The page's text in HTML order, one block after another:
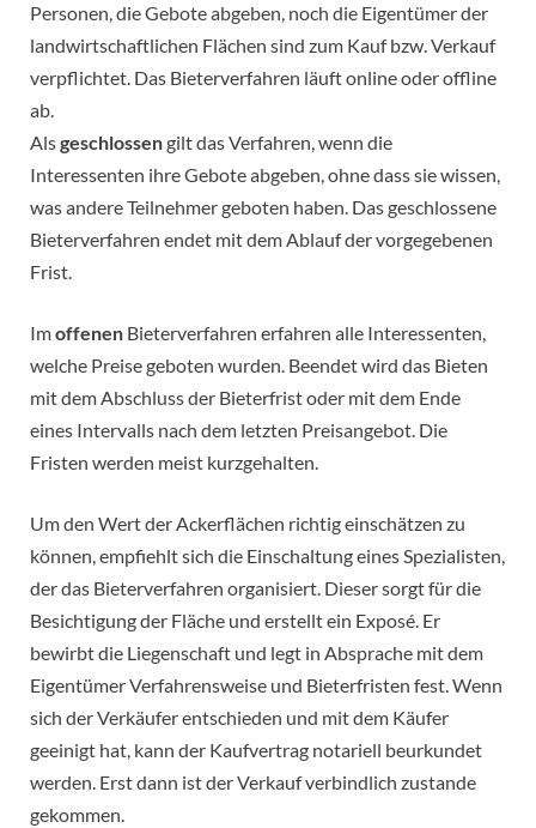
Personen, die Gebote abgeben, noch die Eigentümer der
landwirtschaftlichen Flächen sind zum Kauf bzw. Verkauf
verpflichtet. Das Bieterverfahren läuft online oder offline
ab.
Alsgeschlossengilt das Verfahren, wenn die
Interessenten ihre Gebote abgeben, ohne dass sie wissen,
was andere Teilnehmer geboten haben. Das geschlossene
Bieterverfahren endet mit dem Ablauf der vorgegebenen
Frist.
Imoffenen Bieterverfahren erfahren alle Interessenten,
welche Preise geboten wurden. Beendet wird das Bieten
mit dem Abschluss der Bieterfrist oder mit dem Ende
eines Intervalls nach dem letzten Preisangebot. Die
Fristen werden meist kurzgehalten.
Um den Wert der Ackerflächen richtig einschätzen zu
können, empfiehlt sich die Einschaltung eines Spezialisten,
der das Bieterverfahren organisiert. Dieser sorgt für die
Besichtigung der Fläche und erstellt ein Exposé. Er
bewirbt die Liegenschaft und legt in Absprache mit dem
Eigentümer Verfahrensweise und Bieterfristen fest. Wenn
sich der Verkäufer entschieden und mit dem Käufer
geeinigt hat, kann der Kaufvertrag notariell beurkundet
werden. Erst dann ist der Verkauf verbindlich zustande
gekommen.